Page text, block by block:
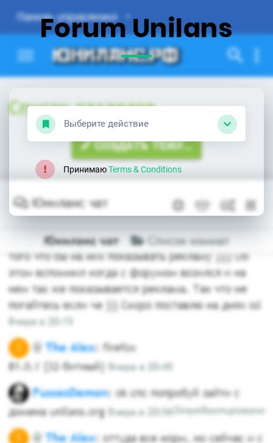
Forum Unilans
Выберите действие
ПринимаюTerms & Conditions